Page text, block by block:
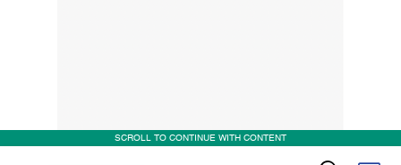
SCROLL TO CONTINUE WITH CONTENT